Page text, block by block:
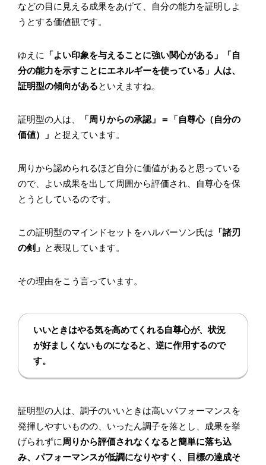
などの目に見える成果をあげて、自分の能力を証明しよ
うとする価値観です。
ゆえに
「よい印象を与えることに強い関心がある」「自
分の能力を示すことにエネルギーを使っている」人は、
証明型の傾向があるといえますね。
証明型の人は、
「周りからの承認」＝「自尊心（自分の
価値）」 と捉えています。
周りから認められるほど自分に価値があると思っている
ので、よい成果を出して周囲から評価され、自尊心を保
とうとしているのです。
この証明型のマインドセットをハルバーソン氏は 「諸刃
の剣」 と表現しています。
その理由をこう言っています。
いいときはやる気を高めてくれる自尊心が、状況
が好ましくないものになると、逆に作用するので
す。
証明型の人は、調子のいいときは高いパフォーマンスを
発揮しやすいものの、いったん調子を落とし、成果を挙
げられずに 周りから評価されなくなると簡単に落ち込
み、パフォーマンスが低調になりやすく、目標の達成そ